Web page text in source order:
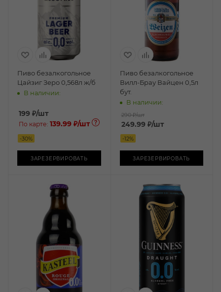
Пиво безалкогольное
Цайзиг Зеро 0,568л ж/б
В наличии:
199 ₽/шт
По карте: 139.99 ₽/шт
-30%
ЗАРЕЗЕРВИРОВАТЬ
Пиво безалкогольное
Вилл-Брау Вайцен 0,5л
бут.
В наличии:
290 ₽/шт
249.99₽/шт
-12%
ЗАРЕЗЕРВИРОВАТЬ